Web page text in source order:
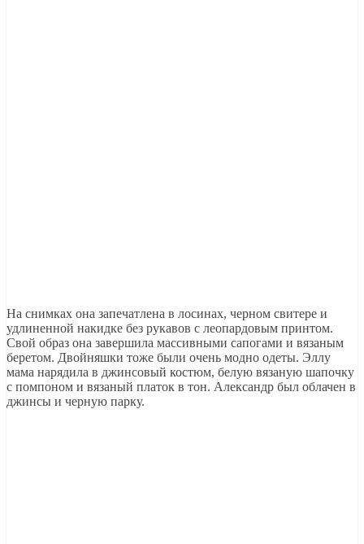
На снимках она запечатлена в лосинах, черном свитере и
удлиненной накидке без рукавов с леопардовым принтом.
Свой образ она завершила массивными сапогами и вязаным
беретом. Двойняшки тоже были очень модно одеты. Эллу
мама нарядила в джинсовый костюм, белую вязаную шапочку
с помпоном и вязаный платок в тон. Александр был облачен в
джинсы и черную парку.